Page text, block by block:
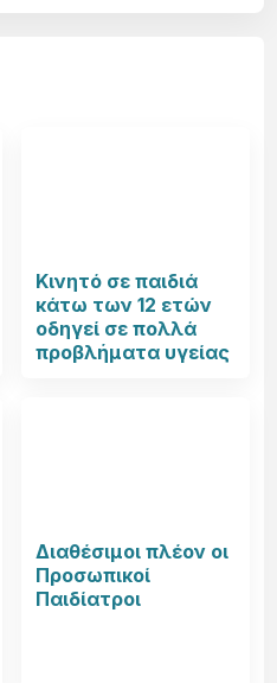
Κινητό σε παιδιά
κάτω των 12 ετών
οδηγεί σε πολλά
προβλήματα υγείας
Διαθέσιμοι πλέον οι
Προσωπικοί
Παιδίατροι